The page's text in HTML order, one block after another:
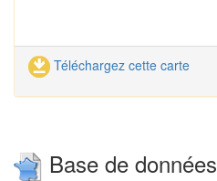
Téléchargez cette carte
Base de données